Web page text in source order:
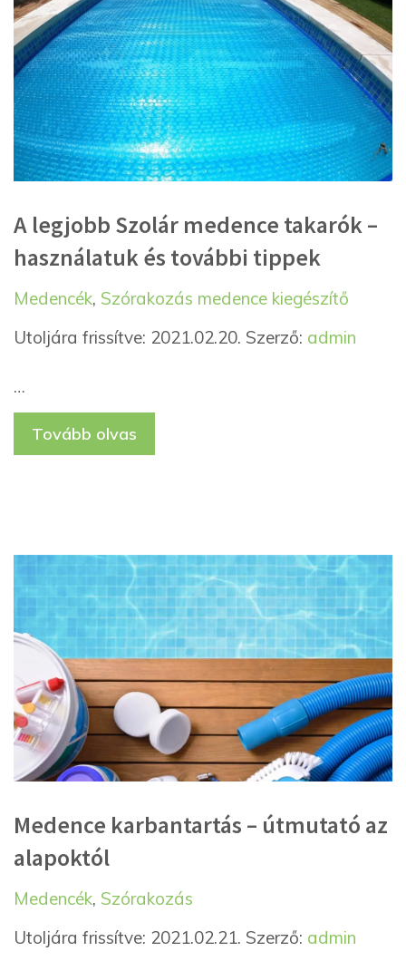
A legjobb Szolár medence takarók –
használatuk és további tippek
Kategória
Medencék, Szórakozás Címkék
medence kiegészítő
Utoljára frissítve: 2021.02.20. Szerző: admin
…
Tovább olvas
Medence karbantartás – útmutató az
alapoktól
Kategória
Medencék, Szórakozás
Utoljára frissítve: 2021.02.21. Szerző: admin